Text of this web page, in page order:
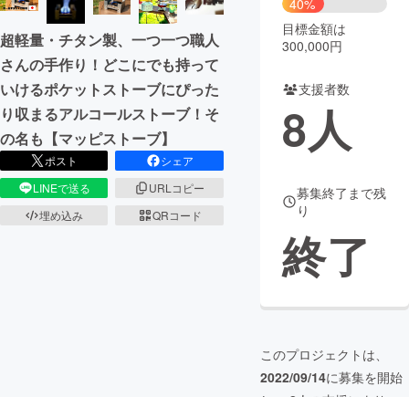
CAMPFIRE for Social Good
CAMPFIRE Creation
CAMPFIREふるさと納税machi-ya コミュニティ
超軽量・チタン製、一つ一つ職人
さんの手作り！どこにでも持って
いけるポケットストーブにぴった
り収まるアルコールストーブ！そ
の名も【マッピストーブ】
ポスト
シェア
LINEで送る
URLコピー
埋め込み
QRコード
40%
目標金額は
300,000円
支援者数
8人
募集終了まで残
り
終了
このプロジェクトは、
2022/09/14に募集を開始